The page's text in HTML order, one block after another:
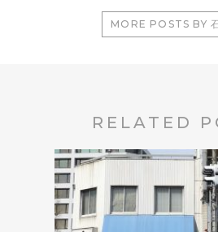
MORE POSTS BY
RELATED